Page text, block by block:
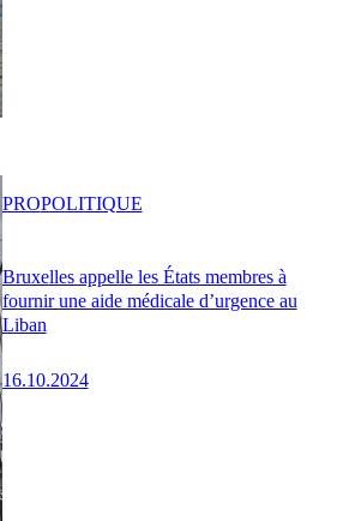
Bruxelles appelle les États membres à
fournir une aide médicale d’urgence au
Liban
16.10.2024
PROPOLITIQUE